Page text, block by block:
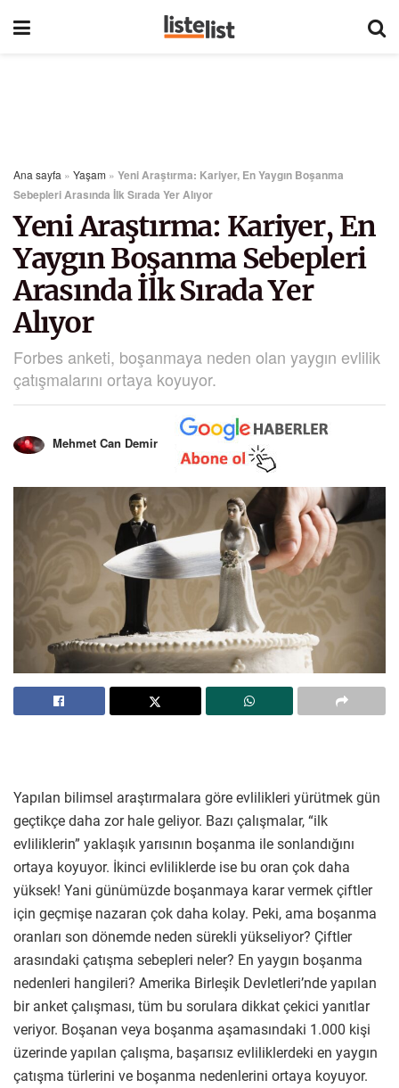
Ana sayfa » Yaşam » Yeni Araştırma: Kariyer, En Yaygın Boşanma
Sebepleri Arasında İlk Sırada Yer Alıyor
Yeni Araştırma: Kariyer, En
Yaygın Boşanma Sebepleri
Arasında İlk Sırada Yer
Alıyor
Forbes anketi, boşanmaya neden olan yaygın evlilik
çatışmalarını ortaya koyuyor.
Mehmet Can Demir
Yapılan bilimsel araştırmalara göre evlilikleri yürütmek gün
geçtikçe daha zor hale geliyor. Bazı çalışmalar, “ilk
evliliklerin” yaklaşık yarısının boşanma ile sonlandığını
ortaya koyuyor. İkinci evliliklerde ise bu oran çok daha
yüksek! Yani günümüzde boşanmaya karar vermek çiftler
için geçmişe nazaran çok daha kolay. Peki, ama boşanma
oranları son dönemde neden sürekli yükseliyor? Çiftler
arasındaki çatışma sebepleri neler? En yaygın boşanma
nedenleri hangileri? Amerika Birleşik Devletleri’nde yapılan
bir anket çalışması, tüm bu sorulara dikkat çekici yanıtlar
veriyor. Boşanan veya boşanma aşamasındaki 1.000 kişi
üzerinde yapılan çalışma, başarısız evliliklerdeki en yaygın
çatışma türlerini ve boşanma nedenlerini ortaya koyuyor.